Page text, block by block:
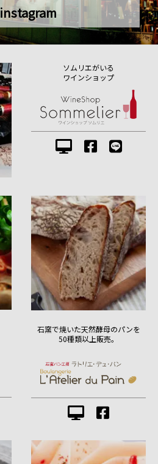
instagram
ソムリエがいる
ワインショップ
石窯で焼いた天然酵母のパンを
50種類以上販売。